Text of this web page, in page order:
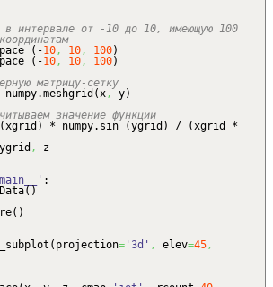
в интервале от -10 до 10, имеющую 100
( -10, 10, 100)
( -10, 10, 100)
матрицу-сетку
numpy.meshgrid (x, y)
значение функции
(xgrid ) * numpy. sin (ygrid ) / (xgrid *
ygrid , z
:
( )
( )
( projection= '3d' , elev=45,